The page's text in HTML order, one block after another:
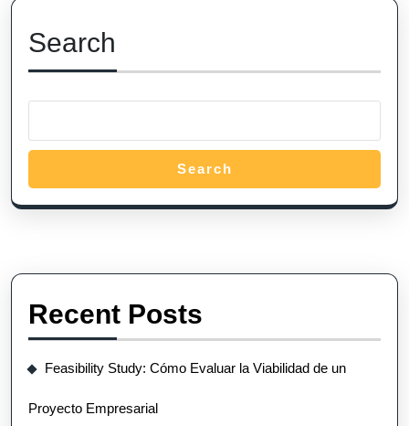
Search
Search
Recent Posts
Feasibility Study: Cómo Evaluar la Viabilidad de un
Proyecto Empresarial